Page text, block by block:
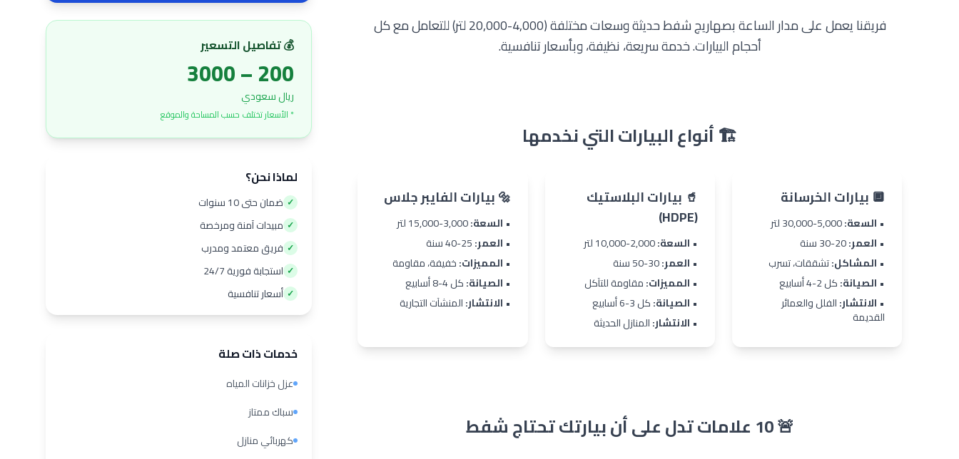
فريقنا يعمل على مدار الساعة بصهاريج شفط حديثة وسعات مختلفة (4,000-20,000 لتر) للتعامل مع كل
أحجام البيارات. خدمة سريعة، نظيفة، وبأسعار تنافسية.
🏗️ أنواع البيارات التي نخدمها
🔲 بيارات الخرسانة
• السعة:
• العمر:
• المشاكل:تشققات، تسرب
• الصيانة:كل 2-4 أسابيع
• الانتشار:الفلل والعمائر
القديمة
🥤 بيارات البلاستيك
(HDPE)
• السعة:2,000-10,000 لتر
• العمر:30-50 سنة
• المميزات:مقاومة للتآكل
• الصيانة:كل 3-6 أسابيع
• الانتشار:المنازل الحديثة
🔩 بيارات الفايبر جلاس
• السعة:3,000-15,000 لتر
• العمر:
• المميزات:خفيفة، مقاومة
• الصيانة:كل 4-8 أسابيع
• الانتشار:المنشآت التجارية
🚨 10 علامات تدل على أن بيارتك تحتاج شفط
💰 تفاصيل التسعير
200 – 3000
ريال سعودي
* الأسعار تختلف حسب المساحة والموقع
لماذا نحن؟
✓ ضمان حتى 10 سنوات
✓ مبيدات آمنة ومرخصة
✓ فريق معتمد ومدرب
✓ استجابة فورية 24/7
✓ أسعار تنافسية
خدمات ذات صلة
عزل خزانات المياه
سباك ممتاز
كهربائي منازل